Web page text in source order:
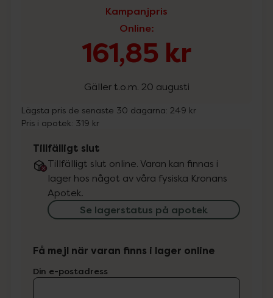
Kampanjpris
Online:
161,85 kr
Gäller t.o.m. 20 augusti
Lägsta pris de senaste 30 dagarna: 249 kr
Pris i apotek: 319 kr
Tillfälligt slut
Tillfälligt slut online. Varan kan finnas i
lager hos något av våra fysiska Kronans
Apotek.
Se lagerstatus på apotek
Få mejl när varan finns i lager online
Din e-postadress